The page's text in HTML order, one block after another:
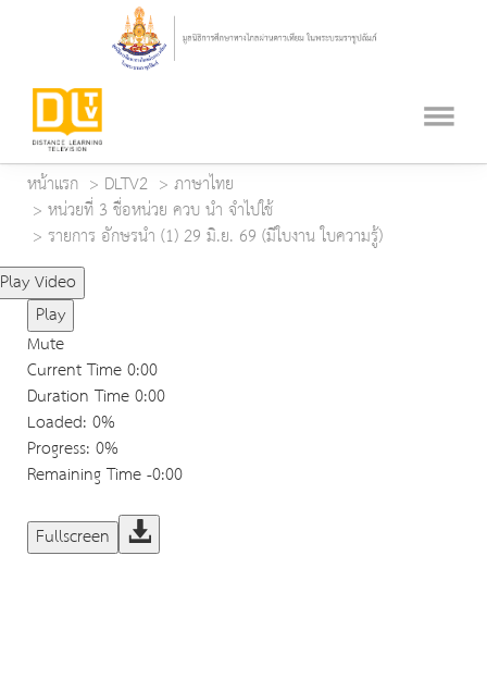
หน้าแรก DLTV2
ภาษาไทย
หน่วยที่ 3 ชื่อหน่วย ควบ นำ จำไปใช้
รายการ อักษรนำ (1) 29 มิ.ย. 69 (มีใบงาน ใบความรู้)
Play Video
Play
Mute
Current Time0:00
Duration Time0:00
Loaded: 0%
Progress: 0%
Remaining Time-0:00
Fullscreen